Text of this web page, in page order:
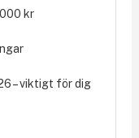
kr
– viktigt för dig